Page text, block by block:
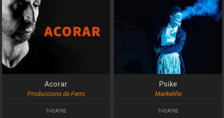
Acorar
Produccions de Ferro
THEATRE
Psike
Markeliñe
THEATRE